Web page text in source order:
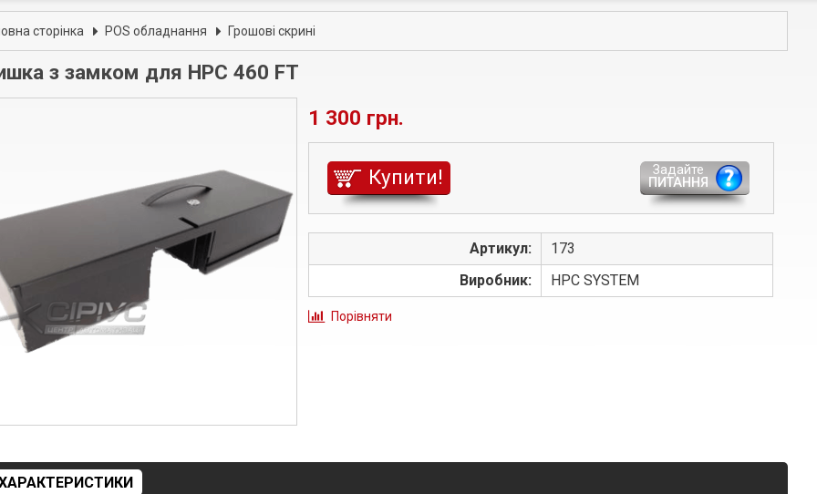
сторінка POS обладнання Грошові скрині
з замком для HPC 460 FT
1 300 грн.
Купити!
Задайте
ПИТАННЯ
Артикул:
173
Виробник:
HPC SYSTEM
Порівняти